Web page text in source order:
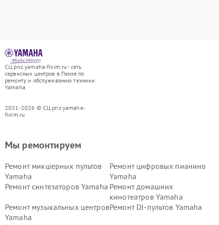
СЦ pnz.yamaha-fixim.ru - сеть
сервисных центров в Пензе по
ремонту и обслуживанию техники
Yamaha
2021-2026 © СЦ pnz.yamaha-
fixim.ru
Мы ремонтируем
Ремонт микшерных пультов
Yamaha
Ремонт цифровых пианино
Yamaha
Ремонт синтезаторов Yamaha Ремонт домашних
кинотеатров Yamaha
Ремонт музыкальных центров
Yamaha
Ремонт DJ-пультов Yamaha